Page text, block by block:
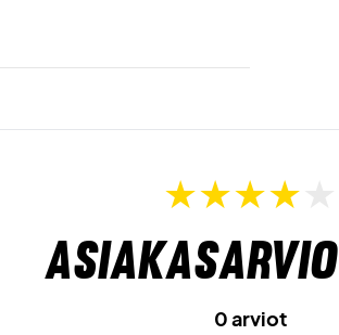
Asiakasarvio
0 arviot